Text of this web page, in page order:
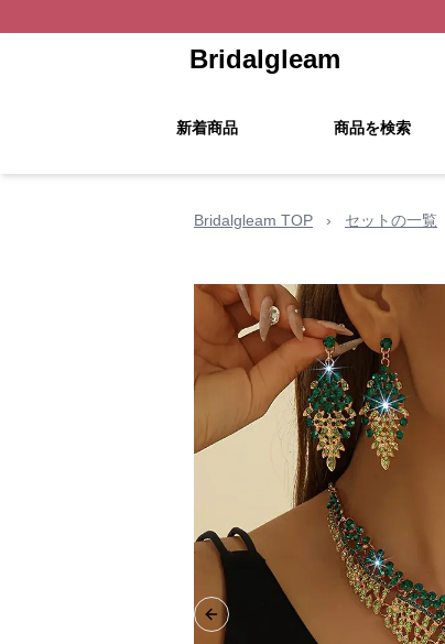
Bridalgleam
新着商品 商品を検索
Bridalgleam TOP › セットの一覧
Previous slide